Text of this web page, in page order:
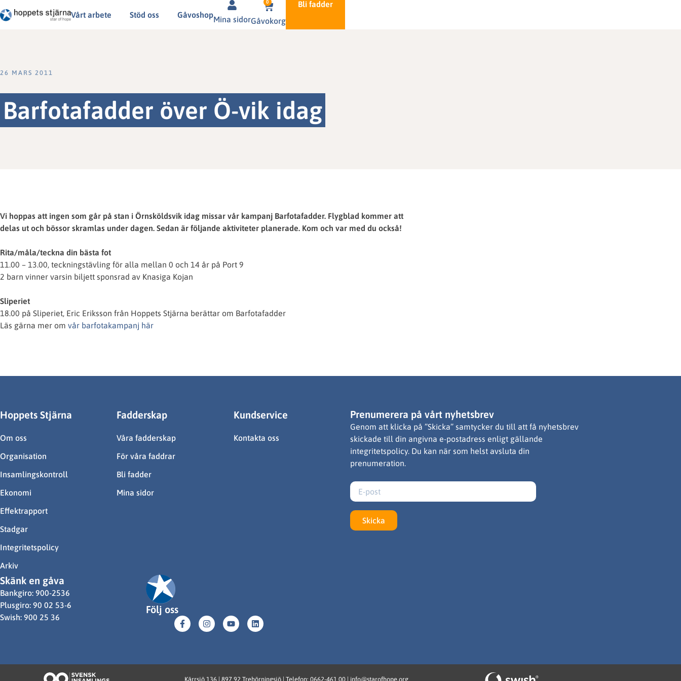
Vårt arbete Stöd oss Gåvoshop
Mina sidor
0
Gåvokorg
Bli fadder
26 MARS 2011
Barfotafadder över Ö-vik idag
Vi hoppas att ingen som går på stan i Örnsköldsvik idag missar vår kampanj Barfotafadder. Flygblad kommer att
delas ut och bössor skramlas under dagen. Sedan är följande aktiviteter planerade. Kom och var med du också!
Rita/måla/teckna din bästa fot
11.00 – 13.00, teckningstävling för alla mellan 0 och 14 år på Port 9
2 barn vinner varsin biljett sponsrad av Knasiga Kojan
Sliperiet
18.00 på Sliperiet, Eric Eriksson från Hoppets Stjärna berättar om Barfotafadder
Läs gärna mer om vår barfotakampanj här
Hoppets Stjärna
Om oss
Organisation
Insamlingskontroll
Ekonomi
Effektrapport
Stadgar
Integritetspolicy
Arkiv
Fadderskap
Våra fadderskap
För våra faddrar
Bli fadder
Mina sidor
Kundservice
Kontakta oss
Prenumerera på vårt nyhetsbrev
Genom att klicka på ”Skicka” samtycker du till att få nyhetsbrev
skickade till din angivna e-postadress enligt gällande
integritetspolicy. Du kan när som helst avsluta din
prenumeration.
Skicka
Skänk en gåva
Bankgiro: 900-2536
Plusgiro: 90 02 53-6
Swish: 900 25 36
Följ oss
Kärrsjö 136 | 897 92 Trehörningsjö | Telefon: 0662-461 00 | info@starofhope.org